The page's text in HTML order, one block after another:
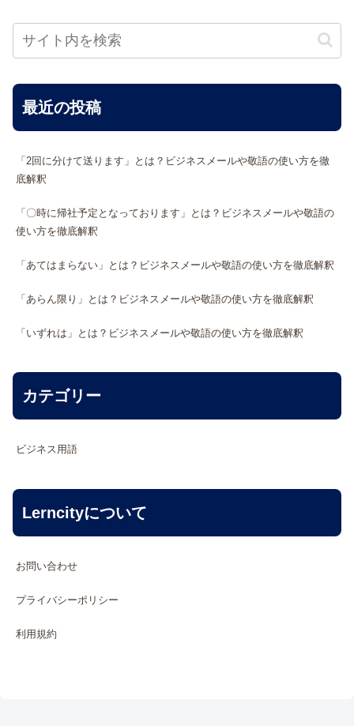
最近の投稿
「2回に分けて送ります」とは？ビジネスメールや敬語の使い方を徹
底解釈
「〇時に帰社予定となっております」とは？ビジネスメールや敬語の
使い方を徹底解釈
「あてはまらない」とは？ビジネスメールや敬語の使い方を徹底解釈
「あらん限り」とは？ビジネスメールや敬語の使い方を徹底解釈
「いずれは」とは？ビジネスメールや敬語の使い方を徹底解釈
カテゴリー
ビジネス用語
Lerncityについて
お問い合わせ
プライバシーポリシー
利用規約